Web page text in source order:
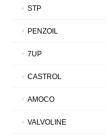
STP
PENZOIL
7UP
CASTROL
AMOCO
VALVOLINE